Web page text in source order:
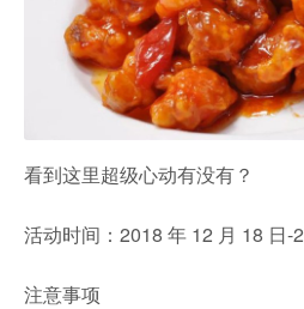
看到这里超级心动有没有？
活动时间：2018 年 12 月 18 日-
注意事项